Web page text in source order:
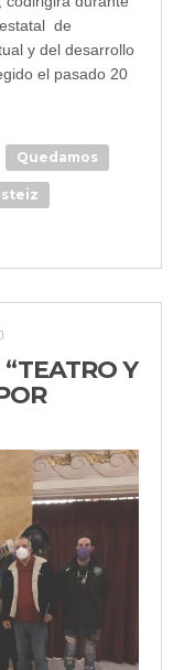
de
y del desarrollo
el pasado 20
Quedamos
Y